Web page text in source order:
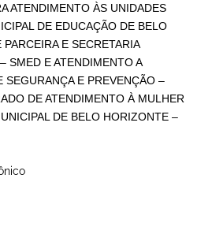
ATENDIMENTO ÀS UNIDADES
DE EDUCAÇÃO DE BELO
E SECRETARIA
SMED E ATENDIMENTO A
SEGURANÇA E PREVENÇÃO –
DE ATENDIMENTO À MULHER
DE BELO HORIZONTE –